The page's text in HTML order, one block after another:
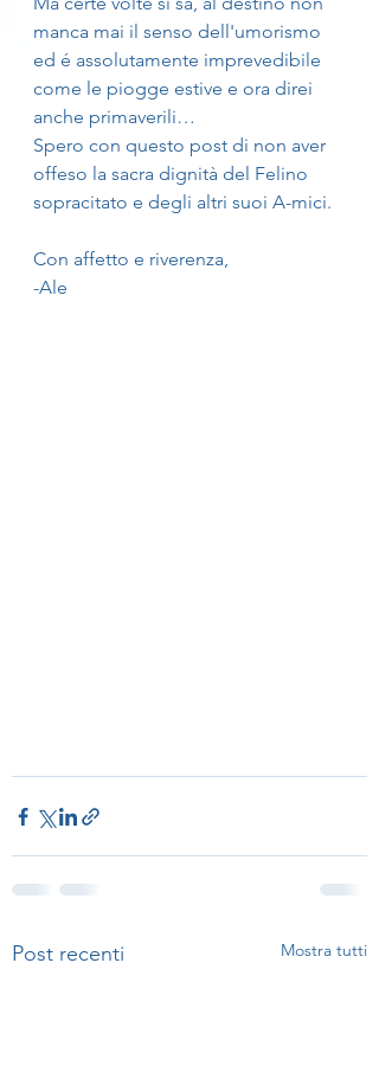
manca mai il senso dell'umorismo
ed é assolutamente imprevedibile
come le piogge estive e ora direi
anche primaverili…
Spero con questo post di non aver
offeso la sacra dignità del Felino
sopracitato e degli altri suoi A-mici.
Con affetto e riverenza,
-Ale
Post recenti Mostra tutti